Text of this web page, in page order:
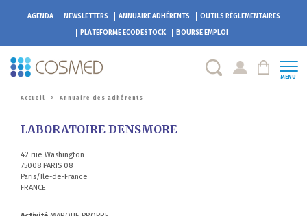
AGENDA NEWSLETTERS ANNUAIRE ADHÉRENTS
OUTILS RÉGLEMENTAIRES
PLATEFORMEECODESTOCK BOURSE EMPLOI
MENU
Accueil > Annuaire des adhérents
LABORATOIRE DENSMORE
42 rue Washington
75008 PARIS 08
Paris/Ile-de-France
FRANCE